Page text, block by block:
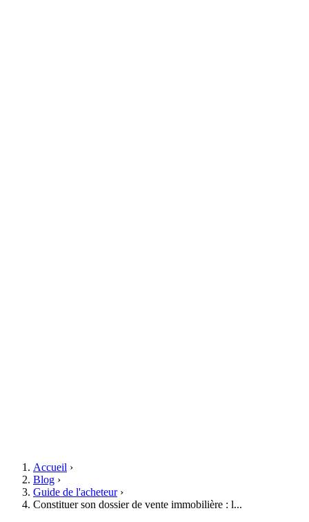
Accueil ›
Blog ›
Guide de l'acheteur ›
Constituer son dossier de vente immobilière : l...